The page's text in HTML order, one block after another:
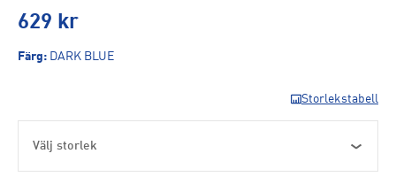
629 kr
Färg: DARK BLUE
Storlekstabell
Välj storlek